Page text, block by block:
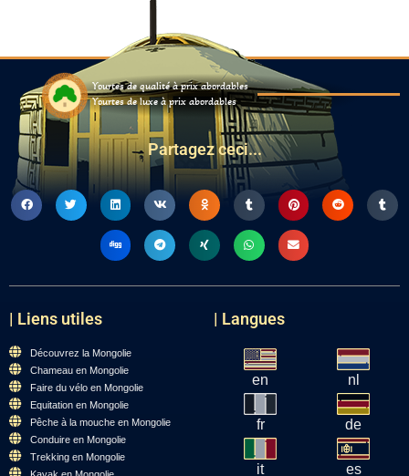
Yourtes de qualité à prix abordables
Yourtes de luxe à prix abordables
Partagez ceci...
| Liens utiles
Découvrez la Mongolie
Chameau en Mongolie
Faire du vélo en Mongolie
Equitation en Mongolie
Pêche à la mouche en Mongolie
Conduire en Mongolie
Trekking en Mongolie
| Langues
en nl
fr de
it es